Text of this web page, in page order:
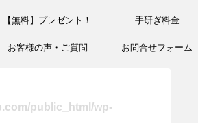
【無料】プレゼント！ 手研ぎ料金
お客様の声・ご質問 お問合せフォーム
public_html/wp-